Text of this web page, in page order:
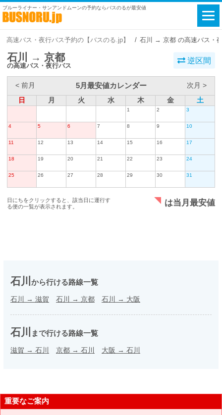
ブルーライナー・サンアンドムーンの予約ならバスのるが最安値
高速バス・夜行バス予約の【バスのる.jp】 石川 → 京都 の高速バス・
石川 → 京都
の高速バス・夜行バス
逆区間
< 前月 5月最安値カレンダー
次月 >
日
月 火 水 木 金 土
1 2 3
4 5 6 7 8 9 10
11 12 13 14 15 16 17
18 19 20 21 22 23 24
25 26 27 28 29 30 31
日にちをクリックすると、該当日に運行す
る便の一覧が表示されます。
は当月最安値
石川 から行ける路線一覧
石川 → 滋賀 石川 → 京都 石川 → 大阪
石川 まで行ける路線一覧
滋賀 → 石川 京都 → 石川 大阪 → 石川
重要なご案内